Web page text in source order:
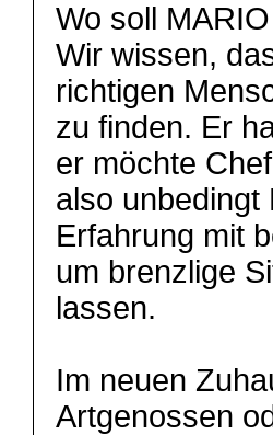
Wo soll
Wir wissen,
richtigen
zu finden. Er
er möchte
also unbedingt
Erfahrung mit
um brenzlige
lassen.
Im neuen
Artgenossen